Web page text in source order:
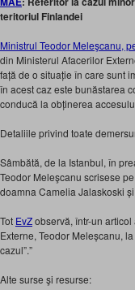
teritoriul Finlandei
Ministrul Teodor Meleşcanu,
din Ministerul Afacerilor
față de o situație în care sunt
în acest caz este bunăstarea
conducă la obținerea
Detaliile privind toate
Sâmbătă, de la Istanbul, în
Teodor Meleşcanu scrisese
doamna Camelia Jalaskoski
Tot EvZobservă, într-un
Externe, Teodor Meleșcanu,
cazul”.”
Alte surse şi resurse: